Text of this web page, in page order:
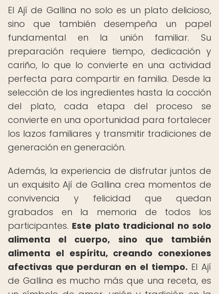
El Ají de Gallina no solo es un plato delicioso,
sino que también desempeña un papel
fundamental en la unión familiar. Su
preparación requiere tiempo, dedicación y
cariño, lo que lo convierte en una actividad
perfecta para compartir en familia. Desde la
selección de los ingredientes hasta la cocción
del plato, cada etapa del proceso se
convierte en una oportunidad para fortalecer
los lazos familiares y transmitir tradiciones de
generación en generación.
Además, la experiencia de disfrutar juntos de
un exquisito Ají de Gallina crea momentos de
convivencia y felicidad que quedan
grabados en la memoria de todos los
participantes. Este plato tradicional no solo
alimenta el cuerpo, sino que también
alimenta el espíritu, creando conexiones
afectivas que perduran en el tiempo. El Ají
de Gallina es mucho más que una receta, es